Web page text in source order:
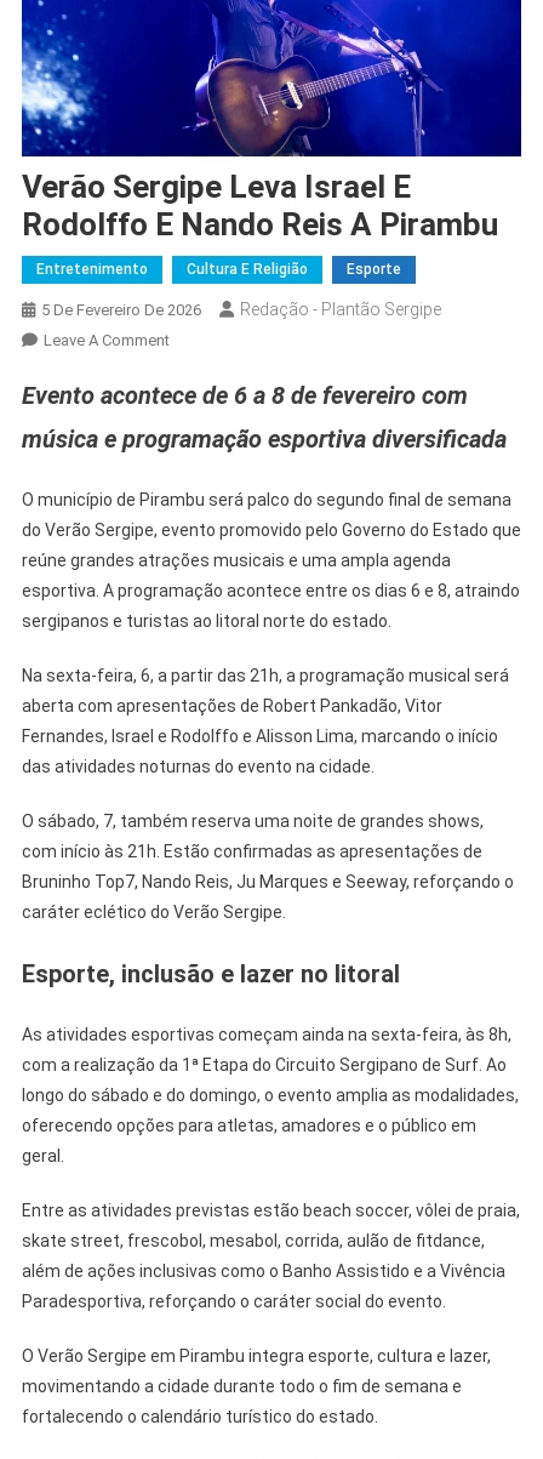
Verão Sergipe Leva Israel E
Rodolffo E Nando Reis A Pirambu
Entretenimento Cultura E Religião Esporte
5 De Fevereiro De 2026 Redação - Plantão Sergipe
Leave A CommentOn
Sergipe
Israel
Rodolffo
E
Nando
Reis
A
Evento acontece de 6 a 8 de fevereiro com
música e programação esportiva diversificada
O município de Pirambu será palco do segundo final de semana
do Verão Sergipe, evento promovido pelo Governo do Estado que
reúne grandes atrações musicais e uma ampla agenda
esportiva. A programação acontece entre os dias 6 e 8, atraindo
sergipanos e turistas ao litoral norte do estado.
Na sexta-feira, 6, a partir das 21h, a programação musical será
aberta com apresentações de Robert Pankadão, Vitor
Fernandes, Israel e Rodolffo e Alisson Lima, marcando o início
das atividades noturnas do evento na cidade.
O sábado, 7, também reserva uma noite de grandes shows,
com início às 21h. Estão confirmadas as apresentações de
Bruninho Top7, Nando Reis, Ju Marques e Seeway, reforçando o
caráter eclético do Verão Sergipe.
Esporte, inclusão e lazer no litoral
As atividades esportivas começam ainda na sexta-feira, às 8h,
com a realização da 1ª Etapa do Circuito Sergipano de Surf. Ao
longo do sábado e do domingo, o evento amplia as modalidades,
oferecendo opções para atletas, amadores e o público em
geral.
Entre as atividades previstas estão beach soccer, vôlei de praia,
skate street, frescobol, mesabol, corrida, aulão de fitdance,
além de ações inclusivas como o Banho Assistido e a Vivência
Paradesportiva, reforçando o caráter social do evento.
O Verão Sergipe em Pirambu integra esporte, cultura e lazer,
movimentando a cidade durante todo o fim de semana e
fortalecendo o calendário turístico do estado.